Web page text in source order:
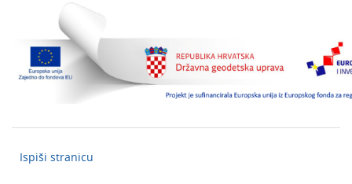
Ispiši stranicu